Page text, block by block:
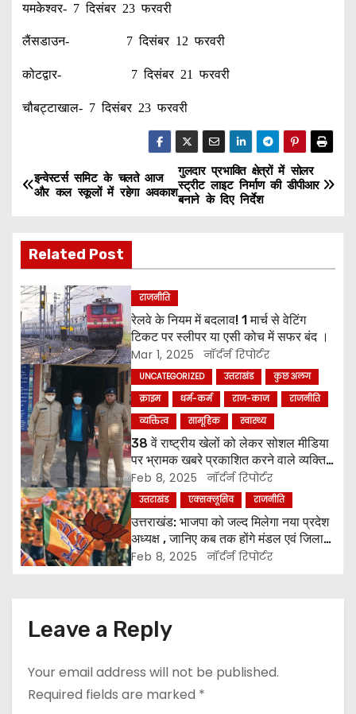
यमकेश्वर- 7 दिसंबर 23 फरवरी
लैंसडाउन- 7 दिसंबर 12 फरवरी
कोटद्वार- 7 दिसंबर 21 फरवरी
चौबट्टाखाल- 7 दिसंबर 23 फरवरी
P
s
t
n
a
v
i
g
a
t
i
n
गुलदार प्रभावित क्षेत्रों में सोलर
स्ट्रीट लाइट निर्माण की डीपीआर
बनाने के दिए निर्देश
इन्वेस्टर्स समिट के चलते आज
और कल स्कूलों में रहेगा अवकाश
Related Post
राजनीति
रेलवे के नियम में बदलाव! 1 मार्च से वेटिंग
टिकट पर स्लीपर या एसी कोच में सफर बंद ।
Mar 1, 2025 नॉर्दर्न रिपोर्टर
UNCATEGORIZED उत्तराखंड
कुछ अलग
क्राइम
धर्म-कर्म राज-काज
राजनीति
व्यक्तित्व
सामूहिक स्वास्थ्य
38 वें राष्ट्रीय खेलों को लेकर सोशल मीडिया
पर भ्रामक खबरे प्रकाशित करने वाले व्यक्ति
को किया पुलिस ने गिरफ्तार ।
Feb 8, 2025 नॉर्दर्न रिपोर्टर
उत्तराखंड एक्सक्लूसिव राजनीति
उत्तराखंड: भाजपा को जल्द मिलेगा नया प्रदेश
अध्यक्ष , जानिए कब तक होंगे मंडल एवं जिला
अध्यक्षों के चुनाव ।
Feb 8, 2025 नॉर्दर्न रिपोर्टर
Leave a Reply
Your email address will not be published.
Required fields are marked *